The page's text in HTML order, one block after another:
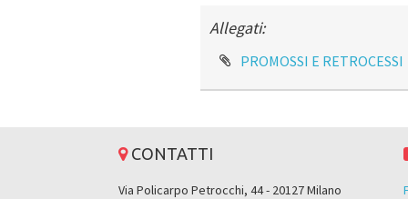
Allegati:
PROMOSSI E RETROCESSI
CONTATTI
Via Policarpo Petrocchi, 44 - 20127 Milano